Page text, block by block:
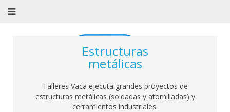
Estructuras
metálicas
Talleres Vaca ejecuta grandes proyectos de
estructuras metálicas (soldadas y atornilladas) y
cerramientos industriales.